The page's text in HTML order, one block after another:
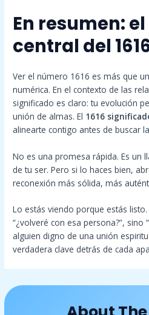
En resumen:
central del
Ver el número 1616 es más que
numérica. En el contexto de las
significado es claro: tu evolución
unión de almas. El 1616
alinearte contigo antes de buscar
No es una promesa rápida. Es un
de tu ser. Pero si lo haces bien,
reconexión más sólida, más
Lo estás viendo porque estás
“¿volveré con esa persona?”, sino
alguien digno de una unión
verdadera clave detrás de cada